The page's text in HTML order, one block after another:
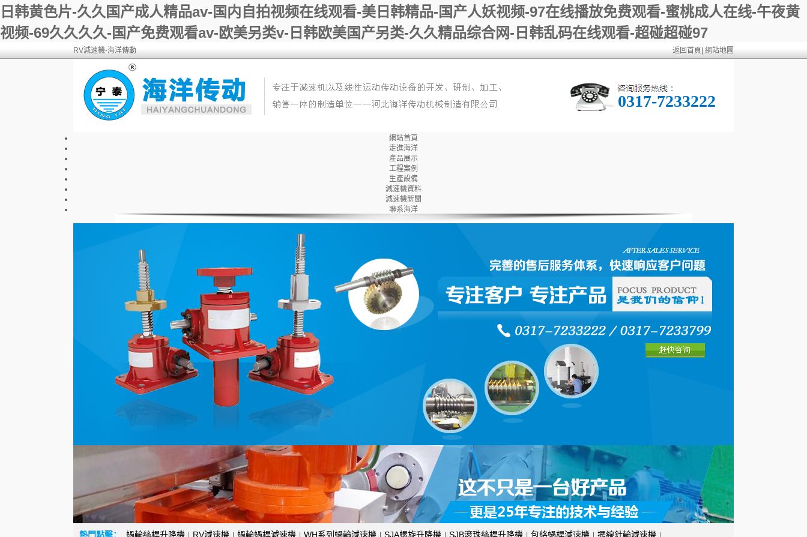
日韩黄色片-久久国产成人精品av-国内自拍视频在线观看-美日韩精品-国产人妖视频-97在线播放免费观看-蜜桃成人在线-午夜黄
视频-69久久久久-国产免费观看av-欧美另类v-日韩欧美国产另类-久久精品综合网-日韩乱码在线观看-超碰超碰97
RV減速機-海洋傳動 返回首頁 網站地圖
0317-7233222
網站首頁
走進海洋
產品展示
工程案例
生產設備
減速機資料
減速機新聞
聯系海洋
熱門點擊： 蝸輪絲桿升降機 RV減速機 蝸輪蝸桿減速機 WH系列蝸輪減速機 SJA螺旋升降機 SJB滾珠絲桿升降機 包絡蝸桿減速機 擺線針輪減速機